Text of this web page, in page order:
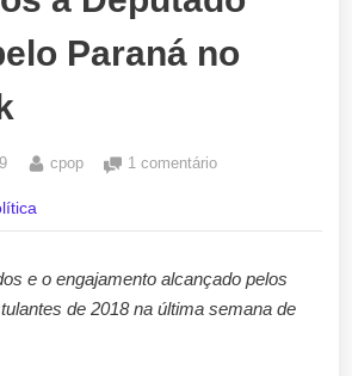
Paraná no
By
cpop 1 comentárioem
Deputado
pelo
Paraná
e o engajamento alcançado pelos
de 2018 na última semana de